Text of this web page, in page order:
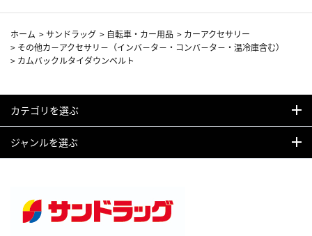
ホーム >サンドラッグ > 自転車・カー用品 > カーアクセサリー
> その他カ－アクセサリ－（インバ－タ－・コンバ－タ－・温冷庫含む）
> カムバックルタイダウンベルト
カテゴリを選ぶ
ジャンルを選ぶ